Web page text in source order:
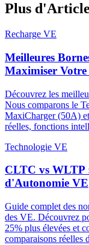
Plus
Recharge VE
Meilleures
Maximiser
Découvrez les
Nous comparons le
MaxiCharger (50A)
réelles, fonctions
Technologie VE
CLTC vs WLTP
d'Autonomie VE
Guide complet des
des VE. Découvrez
25% plus élevées et
comparaisons réelles